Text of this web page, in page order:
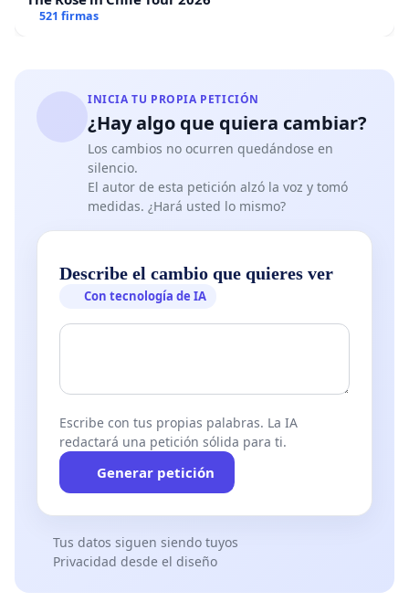
Pórtico en este sector de Camino El Venado, para
control vehícular en ambos sentidos.
521 firmas
INICIA TU PROPIA PETICIÓN
¿Hay algo que quiera cambiar?
Los cambios no ocurren quedándose en
silencio.
El autor de esta petición alzó la voz y tomó
medidas. ¿Hará usted lo mismo?
Describe el cambio que quieres ver
Con tecnología de IA
Escribe con tus propias palabras. La IA
redactará una petición sólida para ti.
Generar petición
Tus datos siguen siendo tuyos
Privacidad desde el diseño